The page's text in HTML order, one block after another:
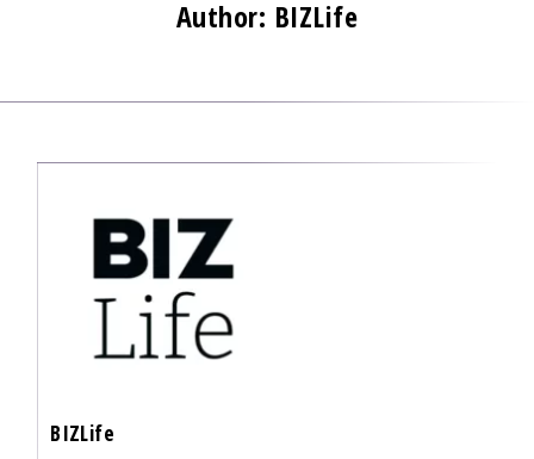
Author: BIZLife
BIZLife